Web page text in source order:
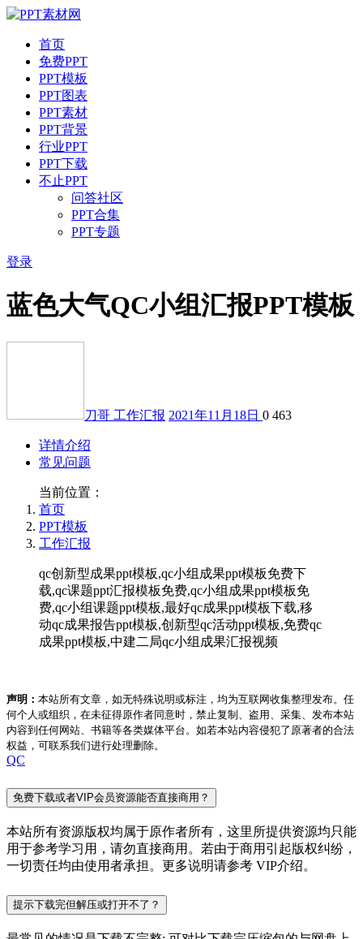
首页
免费PPT
PPT模板
PPT图表
PPT素材
PPT背景
行业PPT
PPT下载
不止PPT
问答社区
PPT合集
PPT专题
登录
蓝色大气QC小组汇报PPT模板
刀哥 工作汇报 2021年11月18日 0 463
详情介绍
常见问题
当前位置：
首页
PPT模板
工作汇报
qc创新型成果ppt模板,qc小组成果ppt模板免费下
载,qc课题ppt汇报模板免费,qc小组成果ppt模板免
费,qc小组课题ppt模板,最好qc成果ppt模板下载,移
动qc成果报告ppt模板,创新型qc活动ppt模板,免费qc
成果ppt模板,中建二局qc小组成果汇报视频
声明： 本站所有文章，如无特殊说明或标注，均为互联网收集整理发布。任
何个人或组织，在未征得原作者同意时，禁止复制、盗用、采集、发布本站
内容到任何网站、书籍等各类媒体平台。如若本站内容侵犯了原著者的合法
权益，可联系我们进行处理删除。
QC
免费下载或者VIP会员资源能否直接商用？
本站所有资源版权均属于原作者所有，这里所提供资源均只能
用于参考学习用，请勿直接商用。若由于商用引起版权纠纷，
一切责任均由使用者承担。更多说明请参考 VIP介绍。
提示下载完但解压或打开不了？